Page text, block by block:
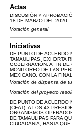
Actas
DISCUSIÓN Y
18 DE MARZO DEL 2020.
Votación general
Iniciativas
DE PUNTO DE ACUERDO
TAMAULIPAS, EXHORTA
GOBERNACIÓN, A FIN
MONITOREO DE LAS
MEXICANO, CON LA
Votación de dispensa de
Votación del proyecto
DE PUNTO DE ACUERDO
(CEAT), A LOS 43
ORGANISMOS
DE TAMAULIPAS PARA
CIUDADANÍA, HASTA